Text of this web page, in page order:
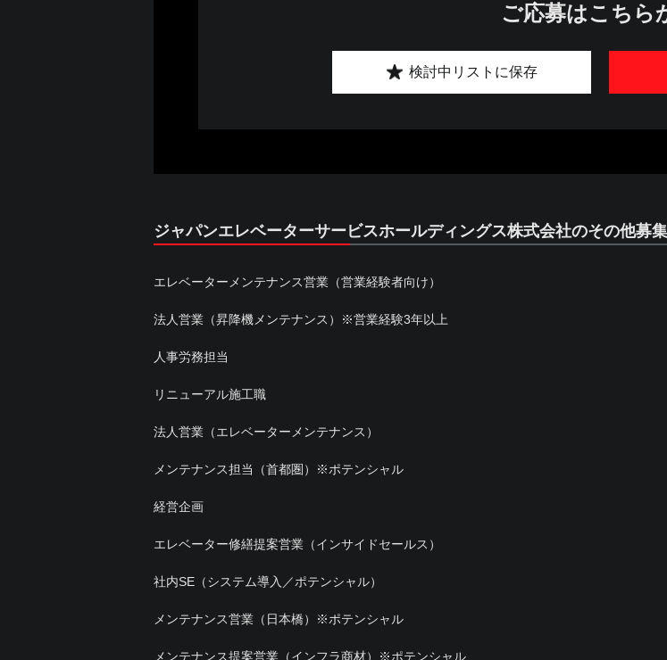
ご応募はこちら
検討中リストに保存
ジャパンエレベーターサービスホールディングス株式会社のその他募
エレベーターメンテナンス営業（営業経験者向け）
法人営業（昇降機メンテナンス）※営業経験3年以上
人事労務担当
リニューアル施工職
法人営業（エレベーターメンテナンス）
メンテナンス担当（首都圏）※ポテンシャル
経営企画
エレベーター修繕提案営業（インサイドセールス）
社内SE（システム導入／ポテンシャル）
メンテナンス営業（日本橋）※ポテンシャル
メンテナンス提案営業（インフラ商材）※ポテンシャル